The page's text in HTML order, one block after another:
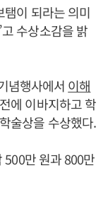
이 되라는 의미
수상소감을 밝
념행사에서 이해
에 이바지하고 학
술상을 수상했다.
500만 원과 800만